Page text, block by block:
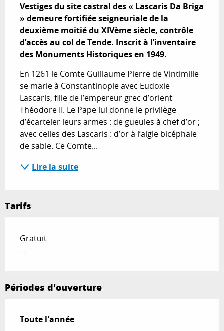
Vestiges du site castral des « Lascaris Da Briga
» demeure fortifiée seigneuriale de la
deuxième moitié du XIVème siècle, contrôle
d’accès au col de Tende. Inscrit à l’inventaire
des Monuments Historiques en 1949.
En 1261 le Comte Guillaume Pierre de Vintimille
se marie à Constantinople avec Eudoxie
Lascaris, fille de l’empereur grec d’orient
Théodore II. Le Pape lui donne le privilège
d’écarteler leurs armes : de gueules à chef d’or ;
avec celles des Lascaris : d’or à l’aigle bicéphale
de sable. Ce Comte...
Lire la suite
Tarifs
Gratuit
—
Périodes d'ouverture
Toute l'année
Toute l'année